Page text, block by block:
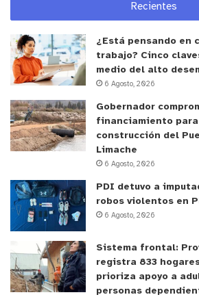
Recientes
¿Está pensando en
trabajo? Cinco
medio del alto
6 Agosto, 2026
Gobernador
financiamiento
construcción del
Limache
6 Agosto, 2026
PDI detuvo a
robos violentos en
6 Agosto, 2026
Sistema frontal:
registra 833
prioriza apoyo a
personas